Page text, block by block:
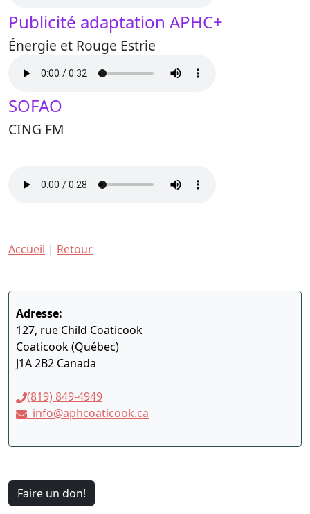
Publicité adaptation APHC+
Énergie et Rouge Estrie
SOFAO
CING FM
Accueil | Retour
Adresse:
127, rue Child Coaticook
Coaticook (Québec)
J1A 2B2 Canada
(819) 849-4949
info@aphcoaticook.ca
Faire un don!